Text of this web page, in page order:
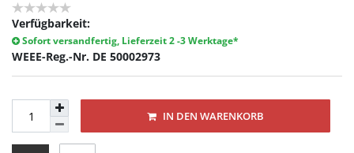
Verfügbarkeit:
Sofort versandfertig, Lieferzeit 2 -3 Werktage*
WEEE-Reg.-Nr. DE 50002973
IN DEN WARENKORB